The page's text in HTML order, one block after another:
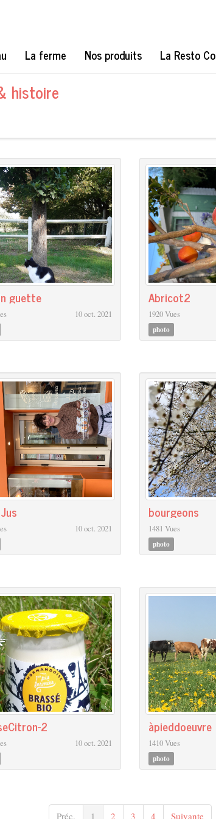
La ferme Nos produits La Resto Co
histoire
guette
10 oct. 2021
Abricot2
1920 Vues
photo
10 oct. 2021
bourgeons
1481 Vues
photo
2
10 oct. 2021
àpieddoeuvre
1410 Vues
photo
Préc. 1 2 3 4 Suivante